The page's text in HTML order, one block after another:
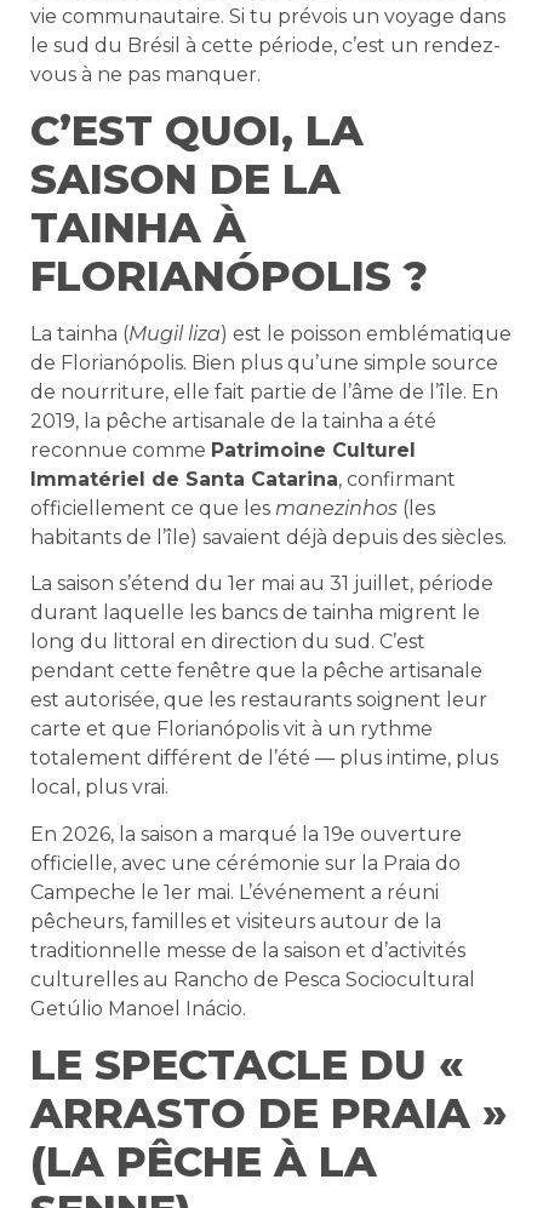
vie communautaire. Si tu prévois un voyage dans
le sud du Brésil à cette période, c’est un rendez-
vous à ne pas manquer.
C’EST QUOI, LA
SAISON DE LA
TAINHA À
FLORIANÓPOLIS ?
La tainha (Mugil liza) est le poisson emblématique
de Florianópolis. Bien plus qu’une simple source
de nourriture, elle fait partie de l’âme de l’île. En
2019, la pêche artisanale de la tainha a été
reconnue comme Patrimoine Culturel
Immatériel de Santa Catarina, confirmant
officiellement ce que les manezinhos (les
habitants de l’île) savaient déjà depuis des siècles.
La saison s’étend du 1er mai au 31 juillet, période
durant laquelle les bancs de tainha migrent le
long du littoral en direction du sud. C’est
pendant cette fenêtre que la pêche artisanale
est autorisée, que les restaurants soignent leur
carte et que Florianópolis vit à un rythme
totalement différent de l’été — plus intime, plus
local, plus vrai.
En 2026, la saison a marqué la 19e ouverture
officielle, avec une cérémonie sur la Praia do
Campeche le 1er mai. L’événement a réuni
pêcheurs, familles et visiteurs autour de la
traditionnelle messe de la saison et d’activités
culturelles au Rancho de Pesca Sociocultural
Getúlio Manoel Inácio.
LE SPECTACLE DU «
ARRASTO DE PRAIA »
(LA PÊCHE À LA